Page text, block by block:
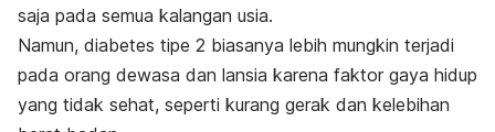
saja pada semua kalangan usia.
Namun, diabetes tipe 2 biasanya lebih mungkin terjadi
pada orang dewasa dan lansia karena faktor gaya hidup
yang tidak sehat, seperti kurang gerak dan kelebihan